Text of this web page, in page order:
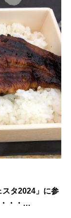
スタ2024」に参
・・